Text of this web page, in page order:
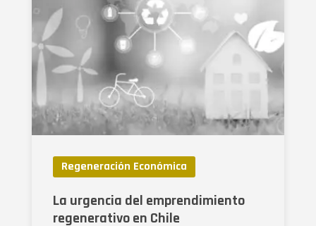
Regeneración Económica
La urgencia del emprendimiento
regenerativo en Chile